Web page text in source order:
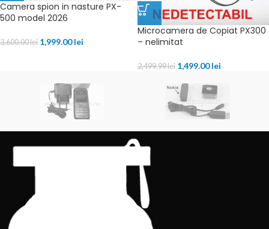
Camera spion in nasture PX-
500 model 2026
3,600.00lei 1,999.00lei
Microcamera de Copiat PX300
– nelimitat
2,499.99lei 1,499.00lei